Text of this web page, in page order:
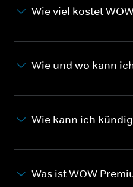
Wie viel kostet
Wie und wo kann
Wie kann ich
Was ist WOW